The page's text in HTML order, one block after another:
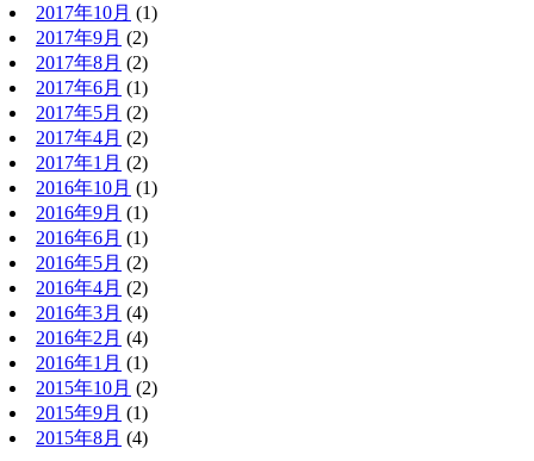
2017年10月 (1)
2017年9月 (2)
2017年8月 (2)
2017年6月 (1)
2017年5月 (2)
2017年4月 (2)
2017年1月 (2)
2016年10月 (1)
2016年9月 (1)
2016年6月 (1)
2016年5月 (2)
2016年4月 (2)
2016年3月 (4)
2016年2月 (4)
2016年1月 (1)
2015年10月 (2)
2015年9月 (1)
2015年8月 (4)